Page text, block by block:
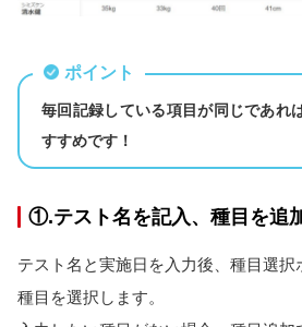
ポイント
毎回記録している項目が同じであれ
すすめです！
①.テスト名を記入、種目を追
テスト名と実施日を入力後、種目選択
種目を選択します。